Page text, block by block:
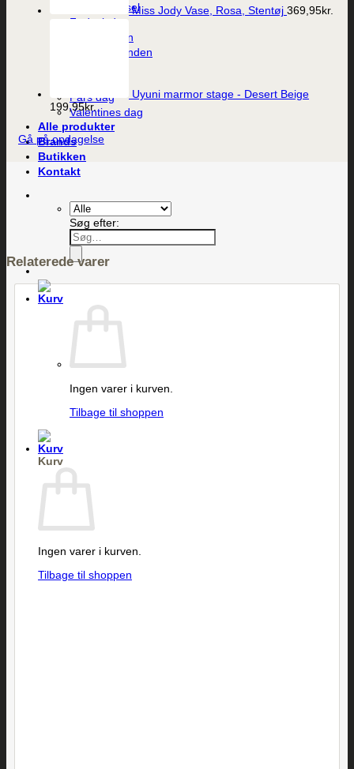
Dåb og barsel
Fødselsdag
Til studenten
Til konfirmanden
Fars dag
Valentines dag
Alle produkter
Brands
Butikken
Kontakt
Søg efter:
Ingen varer i kurven.
Tilbage til shoppen
Kurv
Ingen varer i kurven.
Tilbage til shoppen
Miss Jody Vase, Rosa, Stentøj 369,95kr.
Uyuni marmor stage - Desert Beige
199,95kr.
Gå på opdagelse
Relaterede varer